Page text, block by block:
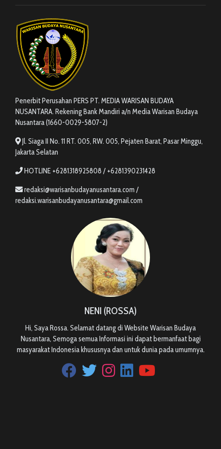
Penerbit Perusahan PERS PT. MEDIA WARISAN BUDAYA
NUSANTARA. Rekening Bank Mandiri a/n Media Warisan Budaya
Nusantara (1660-0029-5807-2)
Jl. Siaga II No. 11 RT. 005, RW. 005, Pejaten Barat, Pasar Minggu,
Jakarta Selatan
HOTLINE +6281318925808 / +6281390231428
redaksi@warisanbudayanusantara.com /
redaksi.warisanbudayanusantara@gmail.com
NENI (ROSSA)
Hi, Saya Rossa. Selamat datang di Website Warisan Budaya
Nusantara, Semoga semua Informasi ini dapat bermanfaat bagi
masyarakat Indonesia khususnya dan untuk dunia pada umumnya.